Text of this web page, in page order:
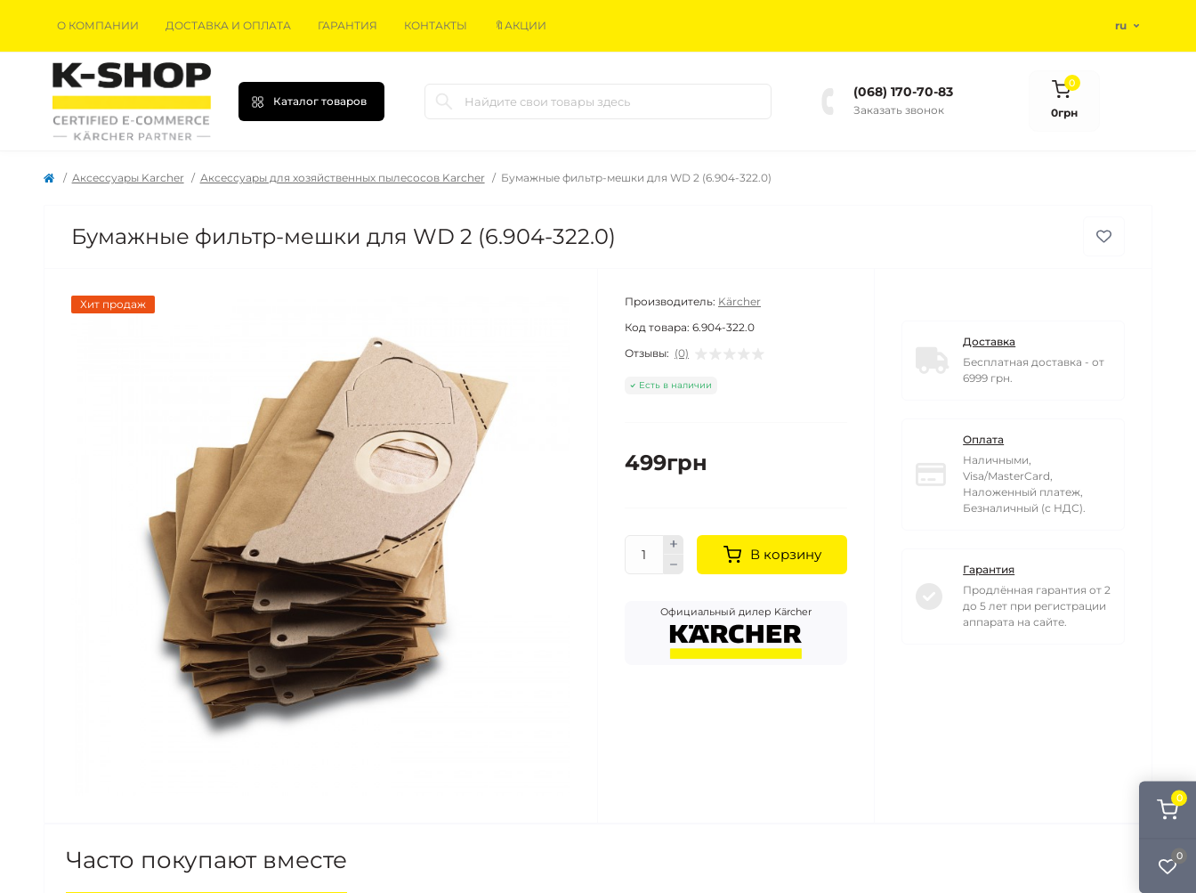
0
0
О КОМПАНИИ ДОСТАВКА И ОПЛАТА ГАРАНТИЯ КОНТАКТЫ 🔖АКЦИИ ru
Каталог товаров
(068) 170-70-83
Заказать звонок
0
0грн
Аксессуары Karcher Аксессуары для хозяйственных пылесосов Karcher Бумажные фильтр-мешки для WD 2 (6.904-322.0)
Бумажные фильтр-мешки для WD 2 (6.904-322.0)
Хит продаж Производитель: Kärcher
Код товара: 6.904-322.0
Отзывы: (0)
Есть в наличии
499грн
В корзину
Официальный дилер Kärcher
Доставка
Бесплатная доставка - от
6999 грн.
Оплата
Наличными,
Visa/MasterCard,
Наложенный платеж,
Безналичный (с НДС).
Гарантия
Продлённая гарантия от 2
до 5 лет при регистрации
аппарата на сайте.
Часто покупают вместе